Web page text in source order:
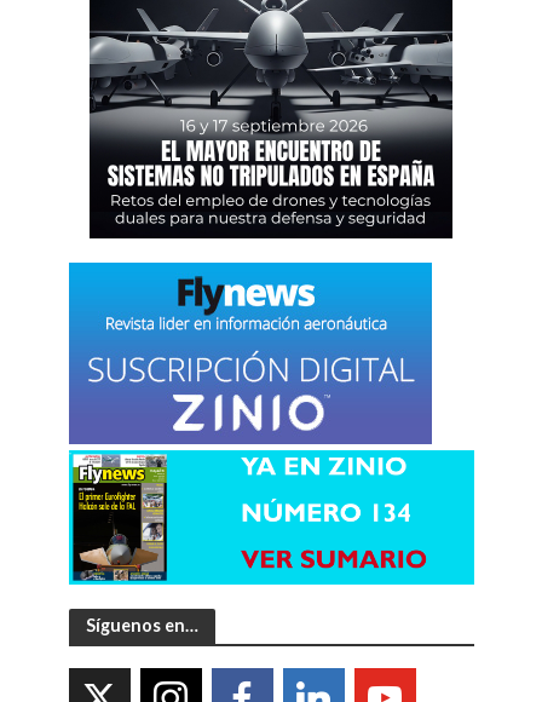
Síguenos en…